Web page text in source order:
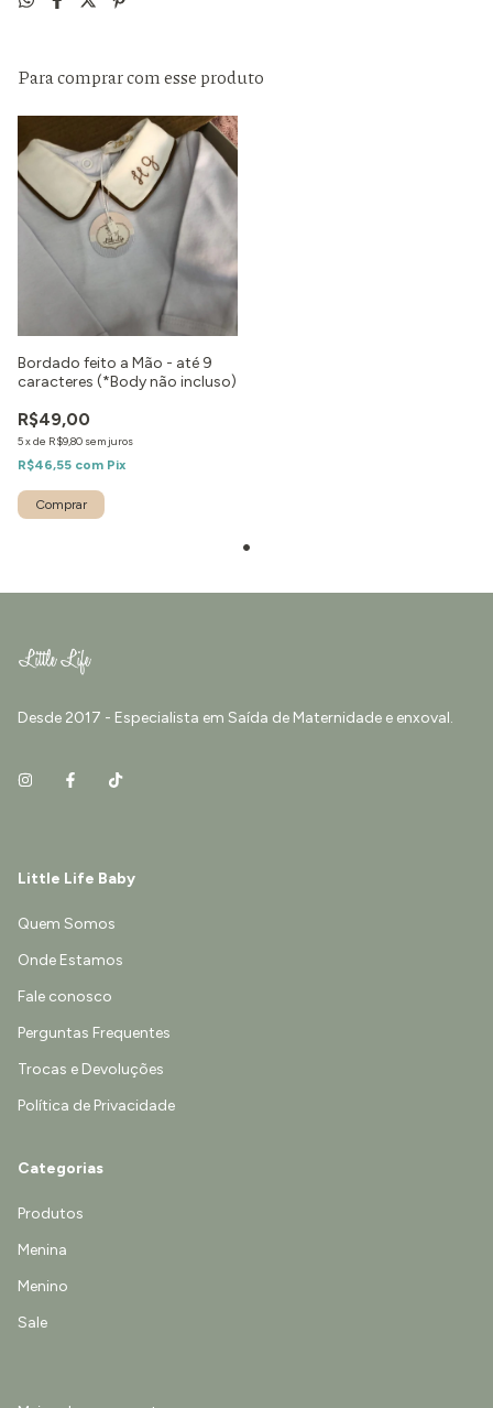
Para comprar com esse produto
Bordado feito a Mão - até 9
caracteres (*Body não incluso)
R$49,00
5xde R$9,80 sem juros
R$46,55 com Pix
Desde 2017 - Especialista em Saída de Maternidade e enxoval.
Little Life Baby
Quem Somos
Onde Estamos
Fale conosco
Perguntas Frequentes
Trocas e Devoluções
Política de Privacidade
Categorias
Produtos
Menina
Menino
Sale